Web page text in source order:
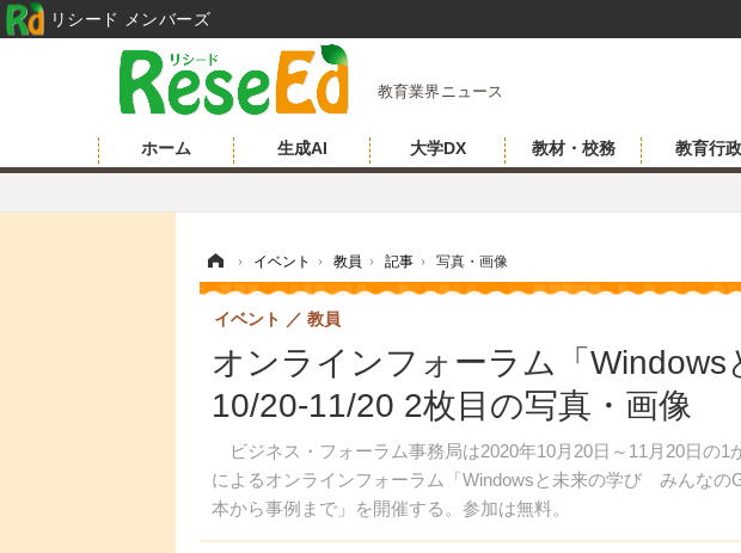
教育業界ニュース
ホーム 生成AI 大学DX 教材・校務 教育行政
› イベント › 教員 › 記事 › 写真・画像
オンラインフォーラム「Windows
10/20-11/20 2枚目の写真・画像
ビジネス・フォーラム事務局は2020年10月20日～11月20日の1
によるオンラインフォーラム「Windowsと未来の学び みんなの
本から事例まで」を開催する。参加は無料。
イベント 教員
リシード メンバーズ